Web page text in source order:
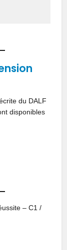
du DALF
disponibles
– C1 /